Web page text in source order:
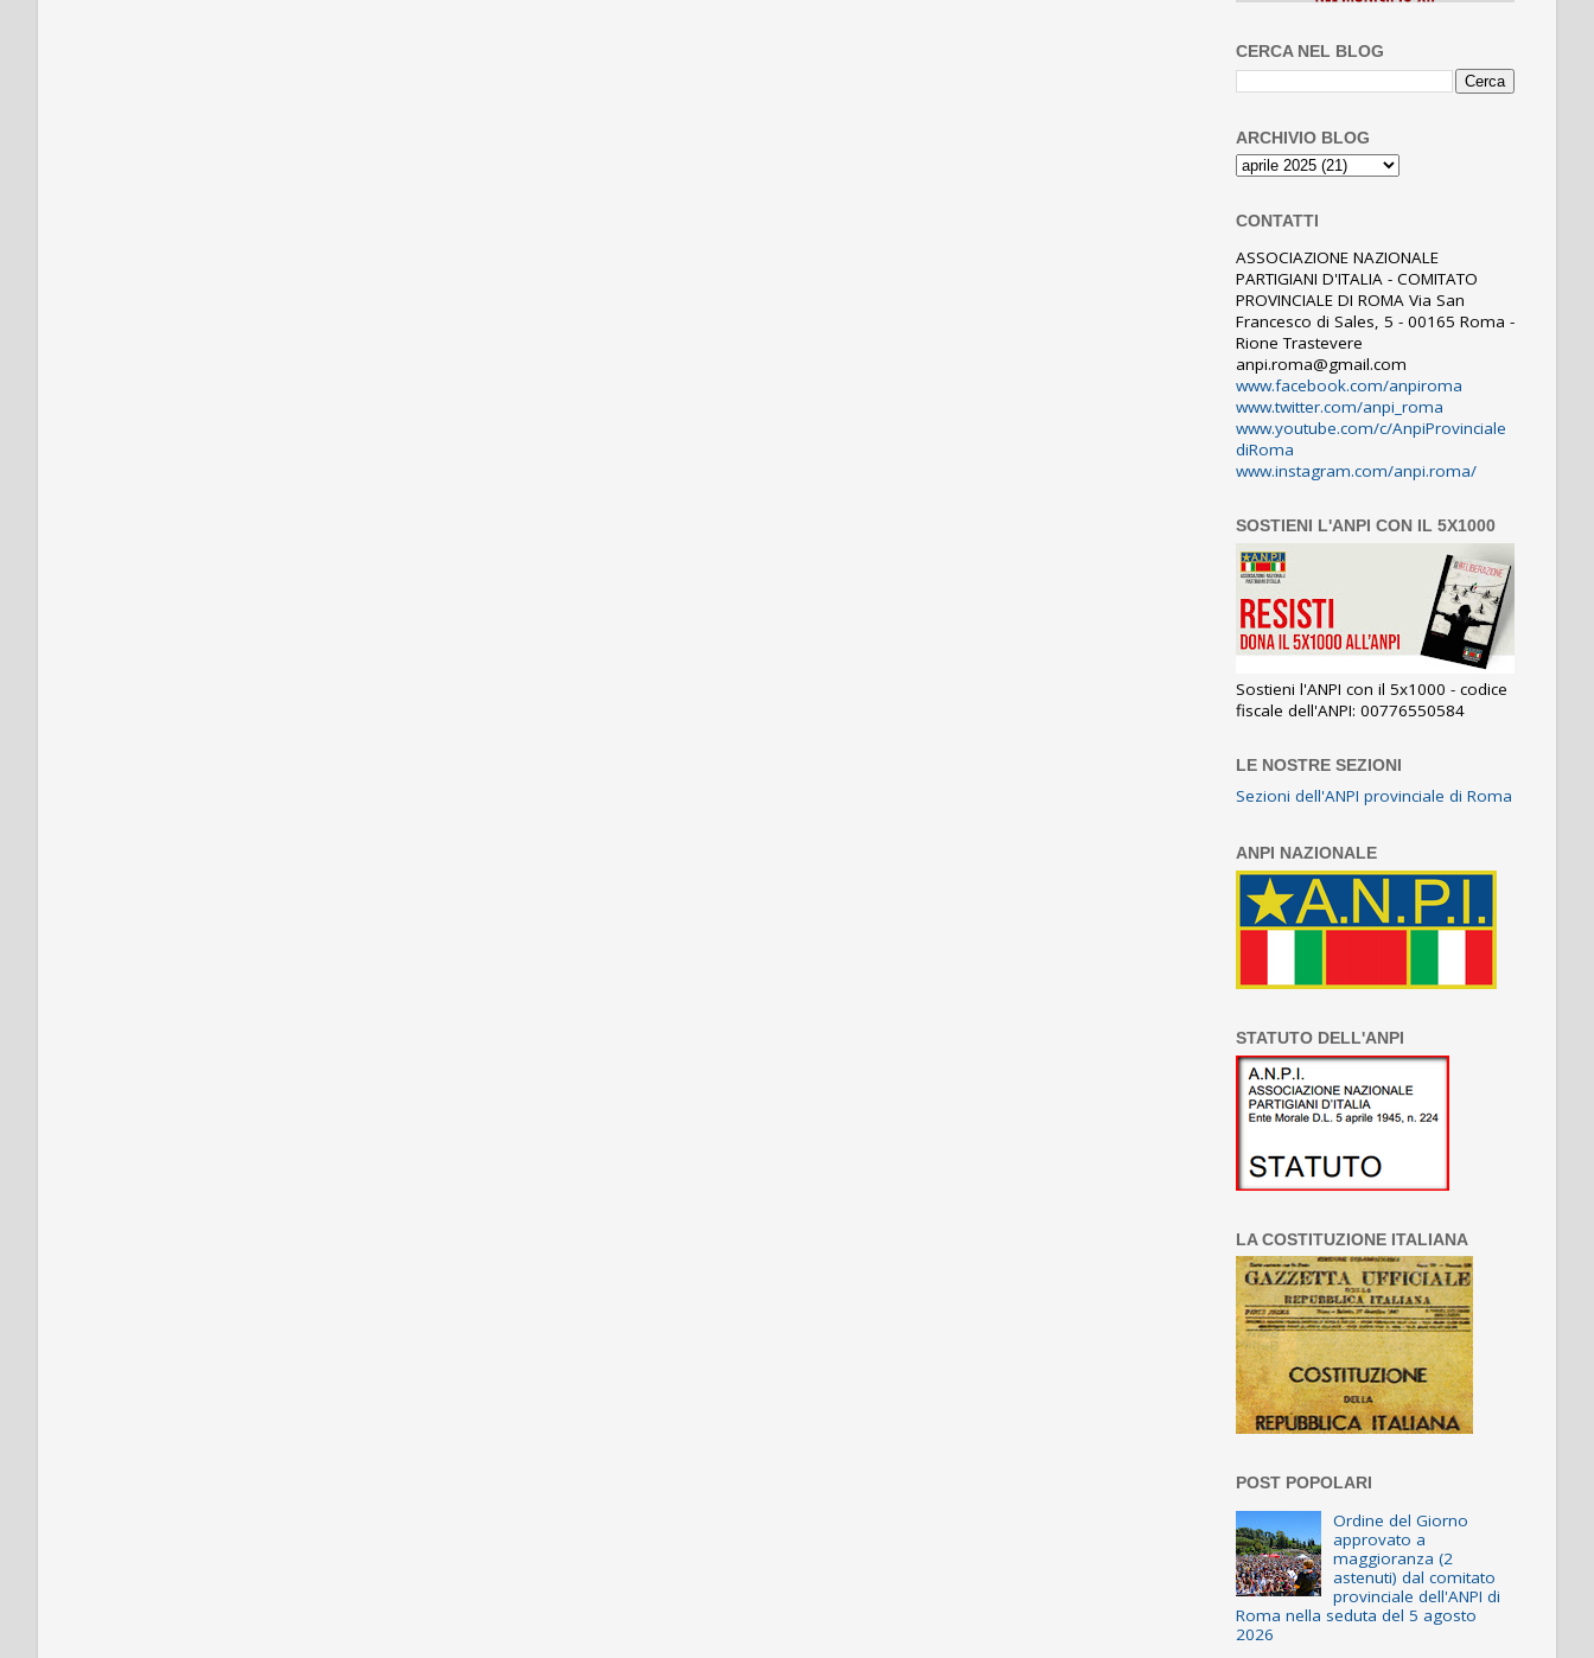
CERCA NEL BLOG
ARCHIVIO BLOG
CONTATTI
ASSOCIAZIONE NAZIONALE
PARTIGIANI D'ITALIA - COMITATO
PROVINCIALE DI ROMA Via San
Francesco di Sales, 5 - 00165 Roma -
Rione Trastevere
anpi.roma@gmail.com
www.facebook.com/anpiroma
www.twitter.com/anpi_roma
www.youtube.com/c/AnpiProvinciale
diRoma
www.instagram.com/anpi.roma/
SOSTIENI L'ANPI CON IL 5X1000
Sostieni l'ANPI con il 5x1000 - codice
fiscale dell'ANPI: 00776550584
LE NOSTRE SEZIONI
Sezioni dell'ANPI provinciale di Roma
ANPI NAZIONALE
STATUTO DELL'ANPI
LA COSTITUZIONE ITALIANA
POST POPOLARI
Ordine del Giorno
approvato a
maggioranza (2
astenuti) dal comitato
provinciale dell'ANPI di
Roma nella seduta del 5 agosto
2026